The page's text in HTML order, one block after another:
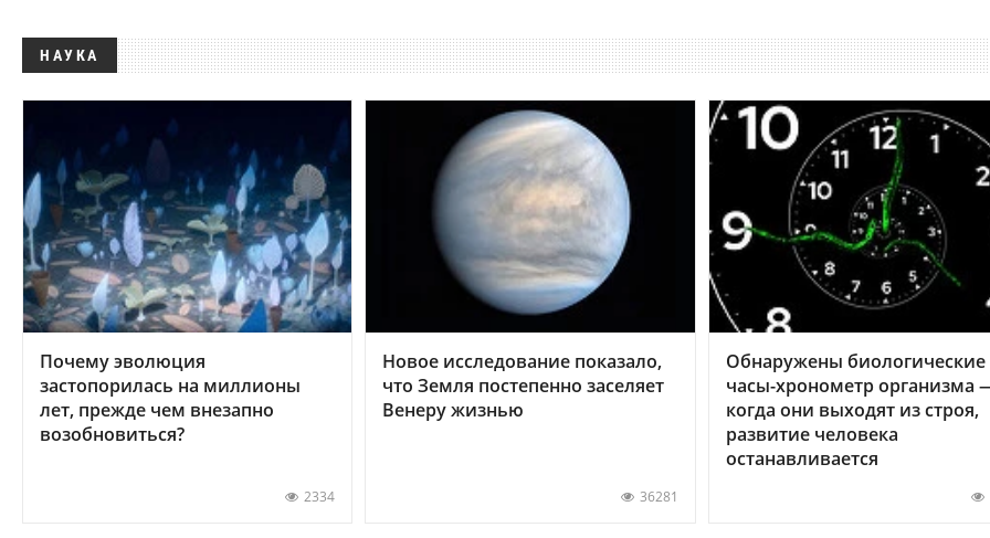
НАУКА
Почему эволюция
застопорилась на миллионы
лет, прежде чем внезапно
возобновиться?
2334
Новое исследование показало,
что Земля постепенно заселяет
Венеру жизнью
36281
Обнаружены биологические
часы-хронометр организма
когда они выходят из строя,
развитие человека
останавливается